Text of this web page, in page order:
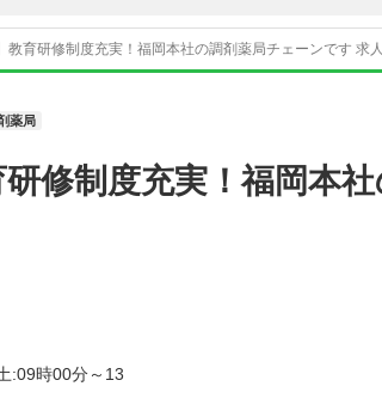
教育研修制度充実！福岡本社の調剤薬局チェーンです 求
薬局
修制度充実！福岡本
:09時00分～13